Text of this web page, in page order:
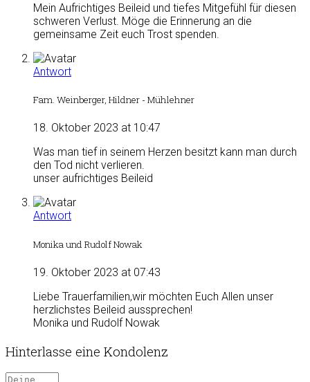
Mein Aufrichtiges Beileid und tiefes Mitgefühl für diesen
schweren Verlust. Möge die Erinnerung an die
gemeinsame Zeit euch Trost spenden.
Antwort
Fam. Weinberger, Hildner - Mühlehner
18. Oktober 2023 at 10:47
Was man tief in seinem Herzen besitzt kann man durch
den Tod nicht verlieren.
unser aufrichtiges Beileid
Antwort
Monika und Rudolf Nowak
19. Oktober 2023 at 07:43
Liebe Trauerfamilien,wir möchten Euch Allen unser
herzlichstes Beileid aussprechen!
Monika und Rudolf Nowak
Hinterlasse eine Kondolenz